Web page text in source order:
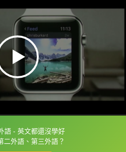
語 - 英文都還沒學好
二外語、第三外語？
幕可以直接查字典喔！